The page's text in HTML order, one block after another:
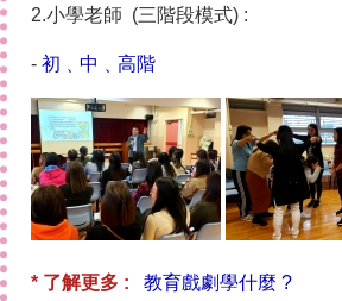
2.小學老師 (三階段模式) :
- 初﹑中﹑高階
* 了解更多 : 教育戲劇學什麼 ?